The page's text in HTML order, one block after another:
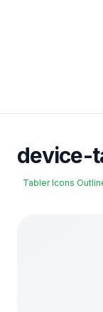
device-
Tabler Icons